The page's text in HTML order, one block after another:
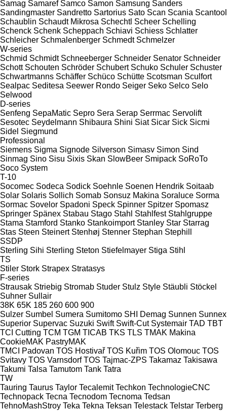
Samag Samaref Samco Samon Samsung Sanders
Sandingmaster Sandretto Sartorius Sato Scan Scania Scantool
Schaublin Schaudt Mikrosa Schechtl Scheer Schelling
Schenck Schenk Scheppach Schiavi Schiess Schlatter
Schleicher Schmalenberger Schmedt Schmelzer
W-series
Schmid Schmidt Schneeberger Schneider Senator Schneider
Schott Schouten Schröder Schubert Schuko Schuler Schuster
Schwartmanns Schäffer Schüco Schütte Scotsman Sculfort
Sealpac Seditesa Seewer Rondo Seiger Seko Selco Selo
Selwood
D-series
Senfeng SepaMatic Sepro Sera Serap Serrmac Servolift
Sesotec Seydelmann Shibaura Shini Siat Sicar Sick Sicmi
Sidel Siegmund
Professional
Siemens Sigma Signode Silverson Simasv Simon Sind
Sinmag Sino Sisu Sixis Skan SlowBeer Smipack SoRoTo
Soco System
T-10
Socomec Sodeca Sodick Soehnle Soenen Hendrik Soitaab
Solar Solaris Sollich Somab Sonsuz Makina Soraluce Sorma
Sormac Sovelor Spadoni Speck Spinner Spitzer Spomasz
Springer Spänex Stabau Stago Stahl Stahlfest Stahlgruppe
Stama Stamford Stanko Stankoimport Stanley Star Starrag
Stas Steen Steinert Stenhøj Stenner Stephan Stephill
SSDP
Sterling Sihi Sterling Steton Stiefelmayer Stiga Stihl
TS
Stiler Stork Strapex Stratasys
F-series
Strausak Striebig Stromab Studer Stulz Style Stäubli Stöckel
Suhner Sullair
38K 65K 185 260 600 900
Sulzer Sumbel Sumera Sumitomo SHI Demag Sunnen Sunnex
Superior Supervac Suzuki Swift Swift-Cut Systemair TAD TBT
TCI Cutting TCM TGM TICAB TKS TLS TMAK Makina
CookieMAK PastryMAK
TMCI Padovan TOS Hostivař TOS Kuřim TOS Olomouc TOS
Svitavy TOS Varnsdorf TOS Tajmac-ZPS Takamaz Takisawa
Takumi Talsa Tamutom Tank Tatra
TW
Tauring Taurus Taylor Tecalemit Techkon TechnologieCNC
Technopack Tecna Tecnodom Tecnoma Tedsan
TehnoMashStroy Teka Tekna Teksan Telestack Telstar Terberg